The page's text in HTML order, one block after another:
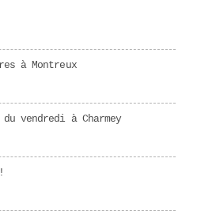
à Montreux
vendredi à Charmey